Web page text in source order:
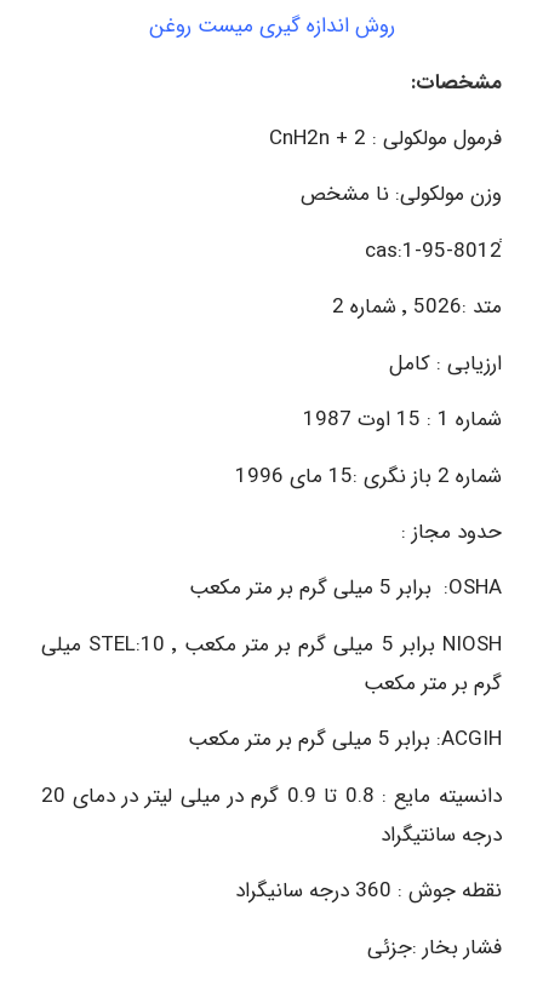
روش اندازه گیری میست روغن
مشخصات:
فرمول مولکولی : 2 + CnH2n
وزن مولکولی: نا مشخص
متد :5026 ٬ شماره 2
ارزیابی : کامل
شماره 1 : 15 اوت 1987
شماره 2 باز نگری :15 مای 1996
حدود مجاز :
OSHA: برابر 5 میلی گرم بر متر مکعب
NIOSH برابر 5 میلی گرم بر متر مکعب ٬ STEL:10 میلی
گرم بر متر مکعب
ACGIH: برابر 5 میلی گرم بر متر مکعب
دانسیته مایع : 0.8 تا 0.9 گرم در میلی لیتر در دمای 20
درجه سانتیگراد
نقطه جوش : 360 درجه سانیگراد
فشار بخار :جزئی